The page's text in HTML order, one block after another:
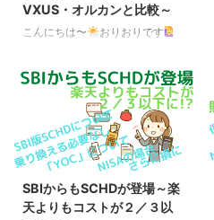
VXUS・オルカンと比較～
こんにちは〜
おりおりです
VXUSの比較 先日、米国を除く全
世界株式に投資を行う「SBI・
V・全世界株式（除く米国）ファ
ンド」（愛称：SBI・V・全世界
株式（除く米国））（以下、
SBI・VXUS）が、2025年7月31
日にスタートするという発表があ
りました。 当社子会社のSBIアセ
ットマネジメント株式会社（以下
SBIからもSCHDが登場～楽
天よりもコストが２／３以